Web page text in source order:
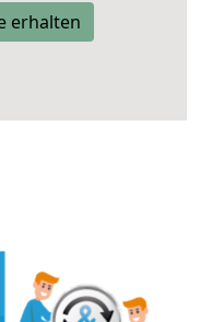
erhalten